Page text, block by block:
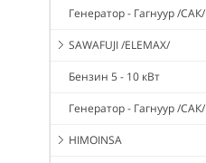
Генератор - Гагнуур /САК/
SAWAFUJI /ELEMAX/
Бензин 5 - 10 кВт
Генератор - Гагнуур /САК/
HIMOINSA